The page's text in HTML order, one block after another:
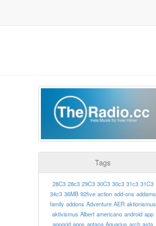
Tags
28C3 28c3 29C3 30C3 30c3 31c3 31C3
34c3 36MB 92five action add-ons addams
family addons Adventure AER aktionismus
aktivismus Albert americano android app
appgrid apps aptana Aquarius arch asta